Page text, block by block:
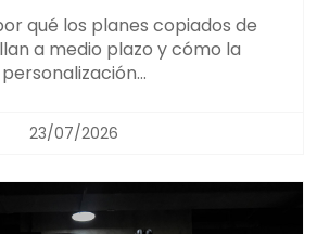
qué los planes copiados de
a medio plazo y cómo la
personalización...
23/07/2026